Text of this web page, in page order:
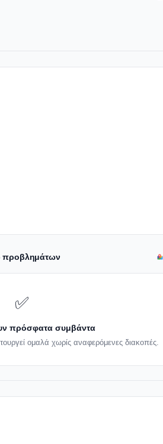
προβλημάτων
✅
πρόσφατα συμβάντα
ομαλά χωρίς αναφερόμενες διακοπές.